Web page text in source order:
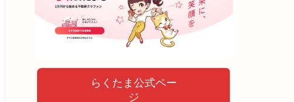
らくたま公式ペー
ジ